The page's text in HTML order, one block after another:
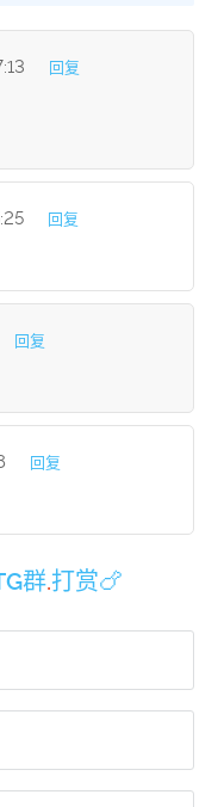
回复
回复
回复
回复
群.打赏🍗